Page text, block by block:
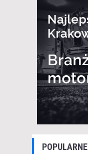
POPULARNE